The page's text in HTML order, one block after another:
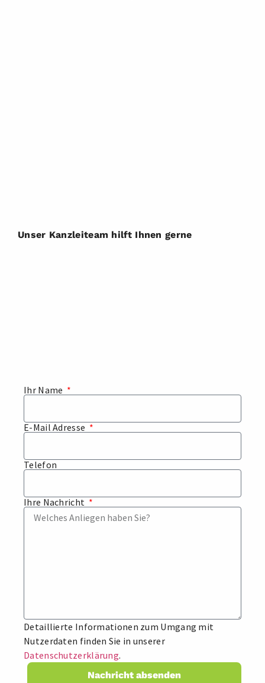
Unser Kanzleiteam hilft Ihnen gerne
Ihr Name
E-Mail Adresse
Telefon
Ihre Nachricht
Detaillierte Informationen zum Umgang mit
Nutzerdaten finden Sie in unserer
Datenschutzerklärung.
Nachricht absenden